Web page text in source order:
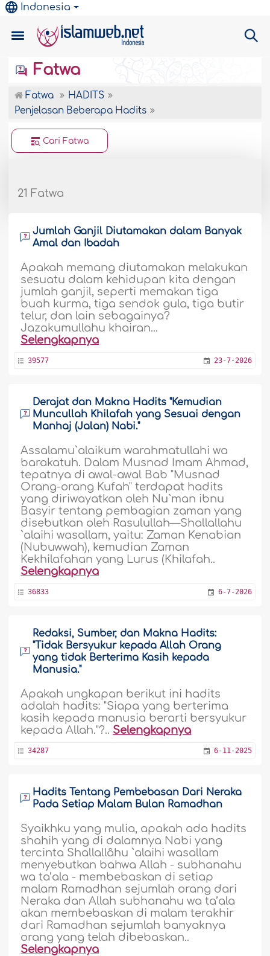
Indonesia
Fatwa
Fatwa
HADITS
Penjelasan Beberapa Hadits
Cari Fatwa
21 Fatwa
Jumlah Ganjil Diutamakan dalam Banyak
Amal dan Ibadah
Apakah memang diutamakan melakukan
sesuatu dalam kehidupan kita dengan
jumlah ganjil, seperti memakan tiga
buah kurma, tiga sendok gula, tiga butir
telur, dan lain sebagainya?
Jazakumullahu khairan...
Selengkapnya
39577 23-7-2026
Derajat dan Makna Hadits "Kemudian
Muncullah Khilafah yang Sesuai dengan
Manhaj (Jalan) Nabi."
Assalamu`alaikum warahmatullahi wa
barakatuh. Dalam Musnad Imam Ahmad,
tepatnya di awal-awal Bab "Musnad
Orang-orang Kufah" terdapat hadits
yang diriwayatkan oleh Nu`man ibnu
Basyir tentang pembagian zaman yang
disebutkan oleh Rasulullah—Shallallahu
`alaihi wasallam, yaitu: Zaman Kenabian
(Nubuwwah), kemudian Zaman
Kekhilafahan yang Lurus (Khilafah..
Selengkapnya
36833 6-7-2026
Redaksi, Sumber, dan Makna Hadits:
"Tidak Bersyukur kepada Allah Orang
yang tidak Berterima Kasih kepada
Manusia."
Apakah ungkapan berikut ini hadits
adalah hadits: "Siapa yang berterima
kasih kepada manusia berarti bersyukur
kepada Allah."?.. Selengkapnya
34287 6-11-2025
Hadits Tentang Pembebasan Dari Neraka
Pada Setiap Malam Bulan Ramadhan
Syaikhku yang mulia, apakah ada hadits
shahih yang di dalamnya Nabi yang
tercinta Shallallâhu `alaihi wasallam
menyebutkan bahwa Allah - subhanahu
wa ta’ala - membebaskan di setiap
malam Ramadhan sejumlah orang dari
Neraka dan Allah subhanahu wa ta’ala
akan membebaskan di malam terakhir
dari Ramadhan sejumlah banyaknya
orang yang telah dibebaskan..
Selengkapnya